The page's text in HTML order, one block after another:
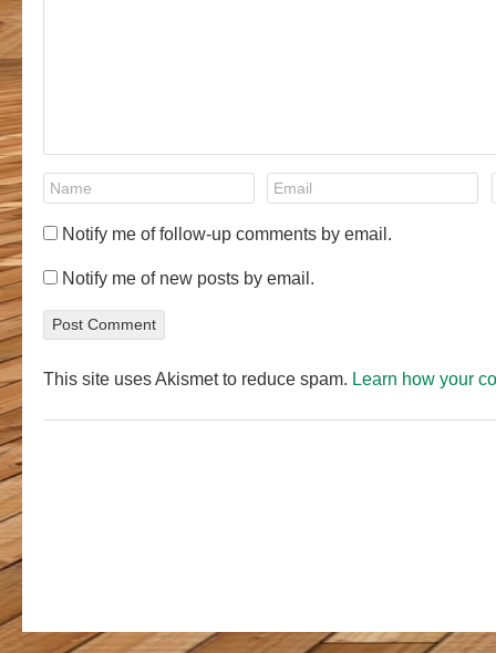
Notify me of follow-up comments by email.
Notify me of new posts by email.
This site uses Akismet to reduce spam. Learn how your